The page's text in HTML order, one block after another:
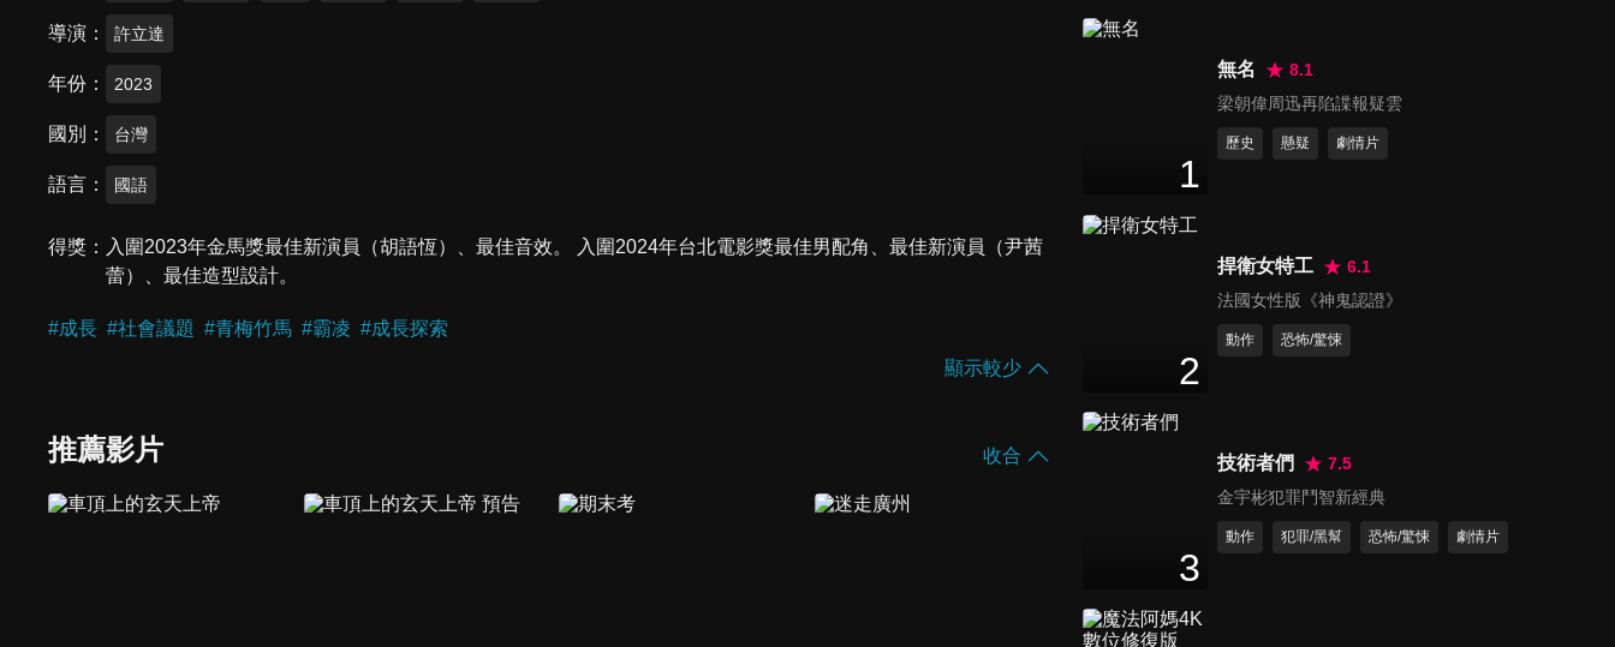
導演 許立達
年份 2023
國別 台灣
語言 國語
得獎
入圍2023年金馬獎最佳新演員（胡語恆）、最佳音效。 入圍2024年台北電影獎最佳男配角、最佳新演員（尹茜
蕾）、最佳造型設計。
#成長 #社會議題 #青梅竹馬 #霸凌 #成長探索
顯示較少
推薦影片 收合
徘徊年代
1
無名
8.1
梁朝偉周迅再陷諜報疑雲
歷史 懸疑 劇情片
2
捍衛女特工
6.1
法國女性版《神鬼認證》
動作 恐怖/驚悚
3
技術者們
7.5
金宇彬犯罪鬥智新經典
動作 犯罪/黑幫 恐怖/驚悚 劇情片